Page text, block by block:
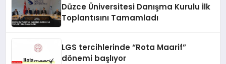
Düzce Üniversitesi Danışma Kurulu İlk
Toplantısını Tamamladı
LGS tercihlerinde “Rota Maarif”
dönemi başlıyor